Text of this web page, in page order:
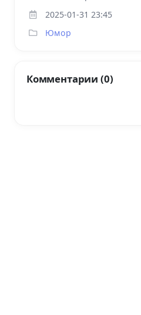
2025-01-31 23:45
Юмор
Комментарии (0)